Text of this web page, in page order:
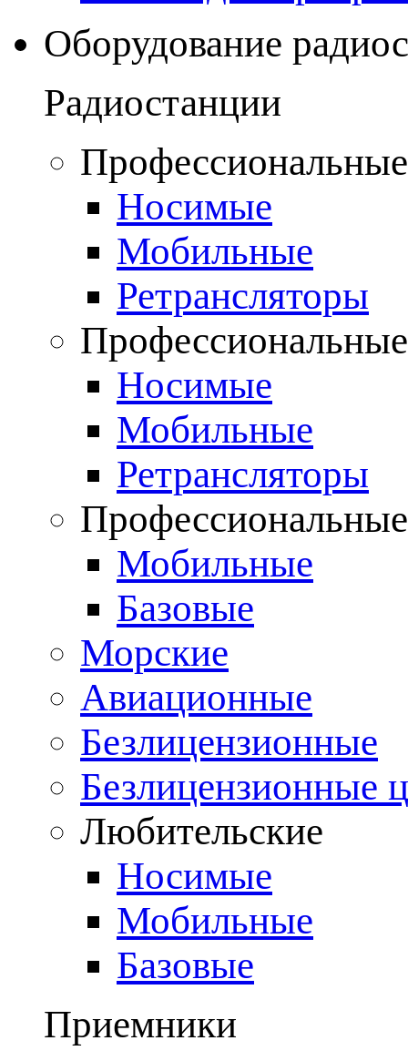
Оборудование
Радиостанции
Носимые
Мобильные
Ретрансляторы
Носимые
Мобильные
Ретрансляторы
Мобильные
Базовые
Морские
Авиационные
Безлицензионные
Безлицензионные
Любительские
Носимые
Мобильные
Базовые
Приемники